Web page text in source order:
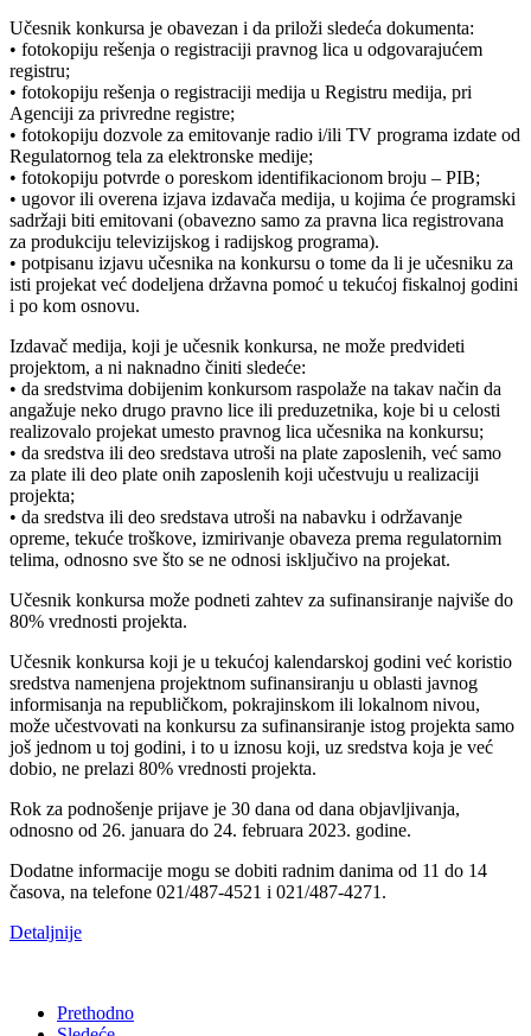
Učesnik konkursa je obavezan i da priloži sledeća dokumenta:
• fotokopiju rešenja o registraciji pravnog lica u odgovarajućem
registru;
• fotokopiju rešenja o registraciji medija u Registru medija, pri
Agenciji za privredne registre;
• fotokopiju dozvole za emitovanje radio i/ili TV programa izdate od
Regulatornog tela za elektronske medije;
• fotokopiju potvrde o poreskom identifikacionom broju – PIB;
• ugovor ili overena izjava izdavača medija, u kojima će programski
sadržaji biti emitovani (obavezno samo za pravna lica registrovana
za produkciju televizijskog i radijskog programa).
• potpisanu izjavu učesnika na konkursu o tome da li je učesniku za
isti projekat već dodeljena državna pomoć u tekućoj fiskalnoj godini
i po kom osnovu.
Izdavač medija, koji je učesnik konkursa, ne može predvideti
projektom, a ni naknadno činiti sledeće:
• da sredstvima dobijenim konkursom raspolaže na takav način da
angažuje neko drugo pravno lice ili preduzetnika, koje bi u celosti
realizovalo projekat umesto pravnog lica učesnika na konkursu;
• da sredstva ili deo sredstava utroši na plate zaposlenih, već samo
za plate ili deo plate onih zaposlenih koji učestvuju u realizaciji
projekta;
• da sredstva ili deo sredstava utroši na nabavku i održavanje
opreme, tekuće troškove, izmirivanje obaveza prema regulatornim
telima, odnosno sve što se ne odnosi isključivo na projekat.
Učesnik konkursa može podneti zahtev za sufinansiranje najviše do
80% vrednosti projekta.
Učesnik konkursa koji je u tekućoj kalendarskoj godini već koristio
sredstva namenjena projektnom sufinansiranju u oblasti javnog
informisanja na republičkom, pokrajinskom ili lokalnom nivou,
može učestvovati na konkursu za sufinansiranje istog projekta samo
još jednom u toj godini, i to u iznosu koji, uz sredstva koja je već
dobio, ne prelazi 80% vrednosti projekta.
Rok za podnošenje prijave je 30 dana od dana objavljivanja,
odnosno od 26. januara do 24. februara 2023. godine.
Dodatne informacije mogu se dobiti radnim danima od 11 do 14
časova, na telefone 021/487-4521 i 021/487-4271.
Detaljnije
Prethodno